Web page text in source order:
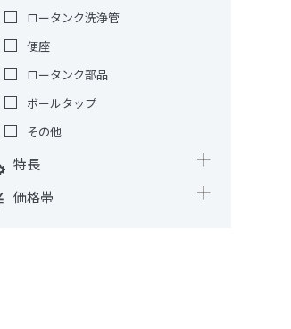
ロータンク洗浄管
便座
ロータンク部品
ボールタップ
その他
特長
価格帯